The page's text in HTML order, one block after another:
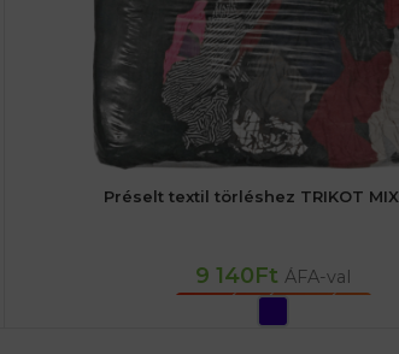
Préselt textil törléshez TRIKOT
9 140Ft ÁFA-val
OPCIÓK VÁLASZTÁSA